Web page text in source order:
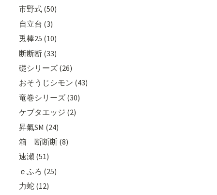
市野式 (50)
自立台 (3)
兎棒25 (10)
断断断 (33)
礎シリーズ (26)
おそうじシモン (43)
竜巻シリーズ (30)
ケブタエッジ (2)
昇氣SM (24)
箱 断断断 (8)
速瀬 (51)
ｅふろ (25)
力蛇 (12)